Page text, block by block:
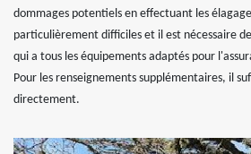
dommages potentiels en effectuant les
particulièrement difficiles et il est nécessaire
qui a tous les équipements adaptés pour
Pour les renseignements supplémentaires, il
directement.